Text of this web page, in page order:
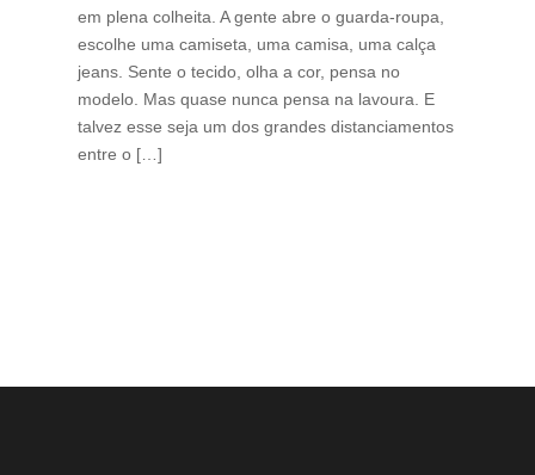
em plena colheita. A gente abre o guarda-roupa,
escolhe uma camiseta, uma camisa, uma calça
jeans. Sente o tecido, olha a cor, pensa no
modelo. Mas quase nunca pensa na lavoura. E
talvez esse seja um dos grandes distanciamentos
entre o […]